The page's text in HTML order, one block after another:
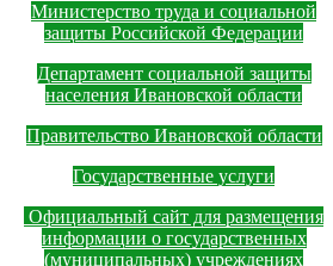
Министерство труда и социальной
защиты Российской Федерации
Департамент социальной защиты
населения Ивановской области
Правительство Ивановской области
Государственные услуги
Официальный сайт для размещения
информации о государственных
(муниципальных) учреждениях